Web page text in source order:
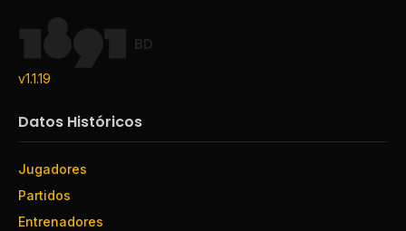
BD
v1.1.19
Datos Históricos
Jugadores
Partidos
Entrenadores